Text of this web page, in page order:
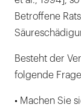
Betroffene
Besteht der
folgende
• Machen Sie